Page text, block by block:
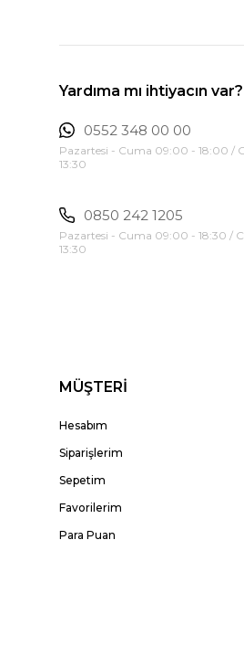
Yardıma mı ihtiyacın var?
0552 348 00 00
Pazartesi - Cuma 09:00 - 18:00 /
13:30
0850 242 1205
Pazartesi - Cuma 09:00 - 18:30 /
13:30
MÜŞTERİ
Hesabım
Siparişlerim
Sepetim
Favorilerim
Para Puan